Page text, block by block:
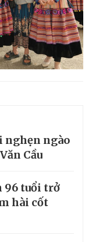
nghẹn ngào
Cầu
96 tuổi trở
hài cốt